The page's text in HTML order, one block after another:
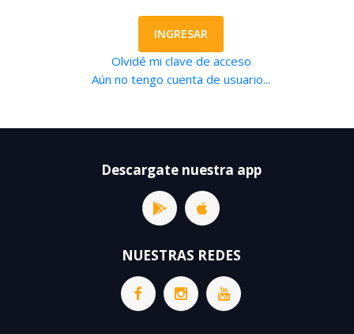
INGRESAR
Olvidé mi clave de acceso
Aún no tengo cuenta de usuario...
Descargate nuestra app
NUESTRAS REDES